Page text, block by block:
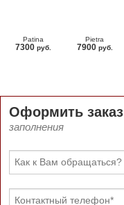
Patina
7300 руб.
Pietra
7900 руб.
Оформить заказ
заполнения